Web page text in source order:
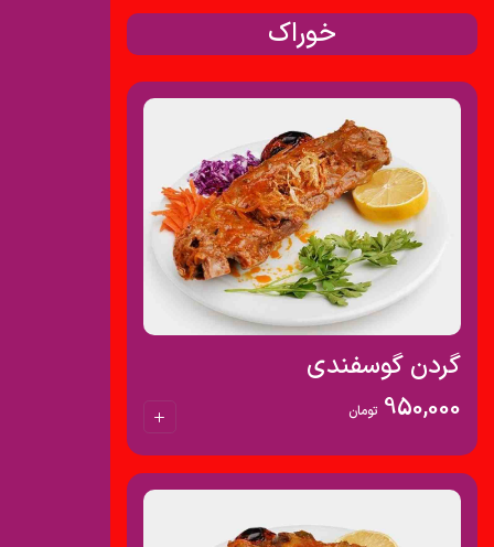
خوراک
گردن گوسفندی
950,000 تومان